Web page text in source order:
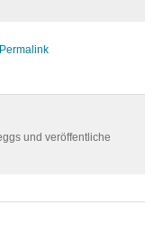
Permalink
und veröffentliche